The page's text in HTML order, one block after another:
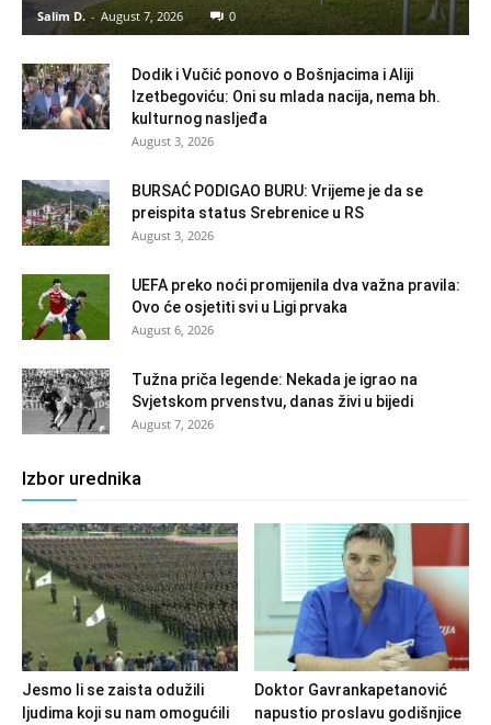
Salim D. - August 7, 2026 0
Dodik i Vučić ponovo o Bošnjacima i Aliji
Izetbegoviću: Oni su mlada nacija, nema bh.
kulturnog nasljeđa
August 3, 2026
BURSAĆ PODIGAO BURU: Vrijeme je da se
preispita status Srebrenice u RS
August 3, 2026
UEFA preko noći promijenila dva važna pravila:
Ovo će osjetiti svi u Ligi prvaka
August 6, 2026
Tužna priča legende: Nekada je igrao na
Svjetskom prvenstvu, danas živi u bijedi
August 7, 2026
Izbor urednika
Jesmo li se zaista odužili
ljudima koji su nam omogućili
Doktor Gavrankapetanović
napustio proslavu godišnjice